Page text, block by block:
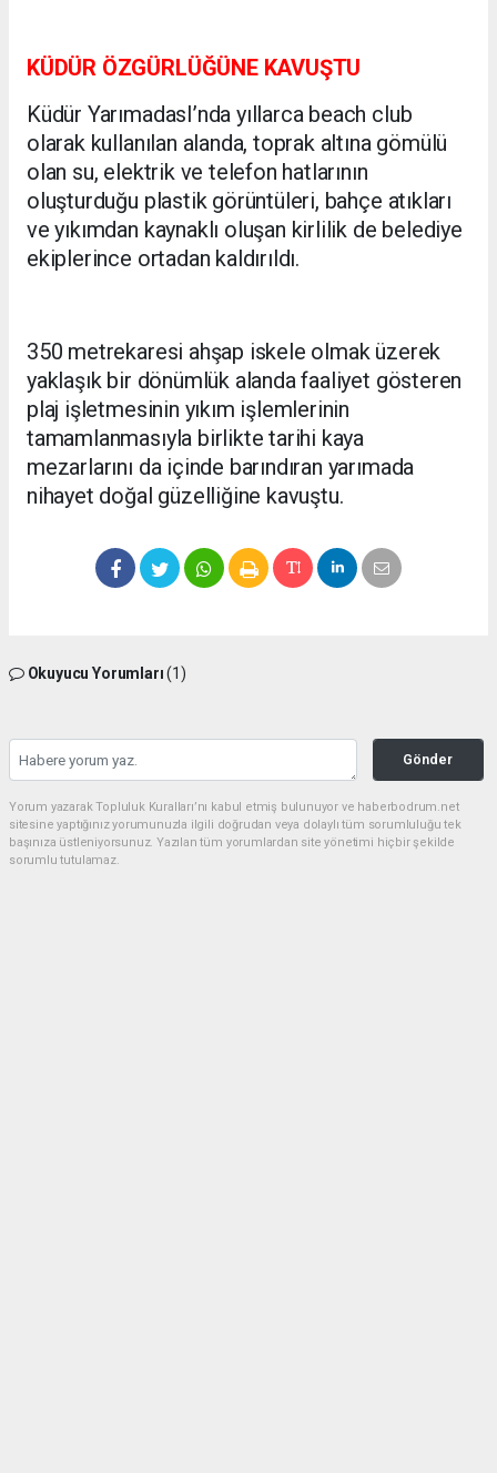
KÜDÜR ÖZGÜRLÜĞÜNE KAVUŞTU
Küdür YarımadasI’nda yıllarca beach club
olarak kullanılan alanda, toprak altına gömülü
olan su, elektrik ve telefon hatlarının
oluşturduğu plastik görüntüleri, bahçe atıkları
ve yıkımdan kaynaklı oluşan kirlilik de belediye
ekiplerince ortadan kaldırıldı.
350 metrekaresi ahşap iskele olmak üzerek
yaklaşık bir dönümlük alanda faaliyet gösteren
plaj işletmesinin yıkım işlemlerinin
tamamlanmasıyla birlikte tarihi kaya
mezarlarını da içinde barındıran yarımada
nihayet doğal güzelliğine kavuştu.
Okuyucu Yorumları(1)
Gönder
Yorum yazarak Topluluk Kuralları’nı kabul etmiş bulunuyor ve haberbodrum.net
sitesine yaptığınız yorumunuzla ilgili doğrudan veya dolaylı tüm sorumluluğu tek
başınıza üstleniyorsunuz. Yazılan tüm yorumlardan site yönetimi hiçbir şekilde
sorumlu tutulamaz.